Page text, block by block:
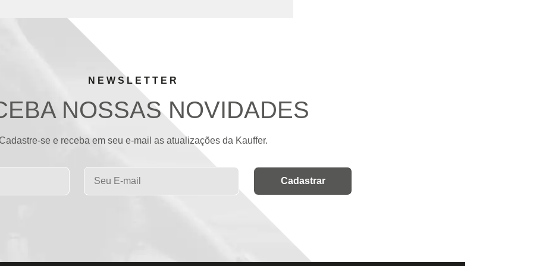
NEWSLETTER
NOSSAS NOVIDADES
se e receba em seu e-mail as atualizações da Kauffer.